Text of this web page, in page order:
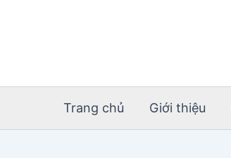
Trang chủ Giới thiệu